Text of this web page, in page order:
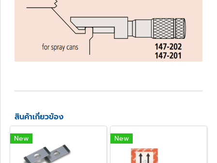
สินค้าเกี่ยวข้อง
New New